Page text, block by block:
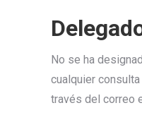
No se ha
cualquier
través del correo